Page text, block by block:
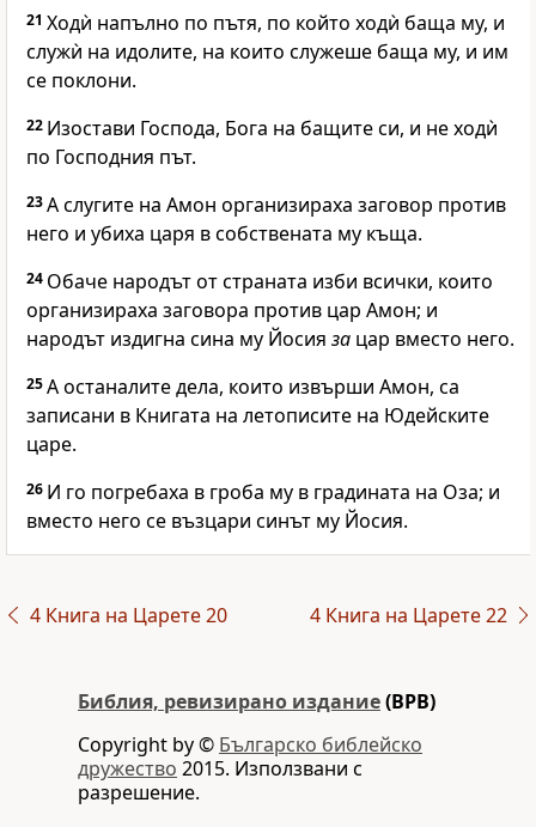
21 Ходѝ напълно по пътя, по който ходѝ баща му, и
служѝ на идолите, на които служеше баща му, и им
се поклони.
22 Изостави Господа, Бога на бащите си, и не ходѝ
по Господния път.
23А слугите на Амон организираха заговор против
него и убиха царя в собствената му къща.
24 Обаче народът от страната изби всички, които
организираха заговора против цар Амон; и
народът издигна сина му Йосия за цар вместо него.
25А останалите дела, които извърши Амон, са
записани в Книгата на летописите на Юдейските
царе.
26 И го погребаха в гроба му в градината на Оза; и
вместо него се възцари синът му Йосия.
4 Книга на Царете 20 4 Книга на Царете 22
Библия, ревизирано издание(BPB)
Copyright by © Българско библейско
дружество 2015. Използвани с
разрешение.